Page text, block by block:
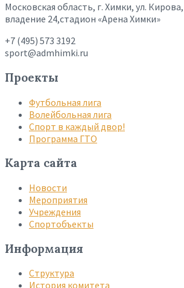
Московская область, г. Химки, ул. Кирова,
владение 24,стадион «Арена Химки»
+7 (495) 573 3192
sport@admhimki.ru
Проекты
Футбольная лига
Волейбольная лига
Спорт в каждый двор!
Программа ГТО
Карта сайта
Новости
Мероприятия
Учреждения
Спортобъекты
Информация
Структура
История комитета